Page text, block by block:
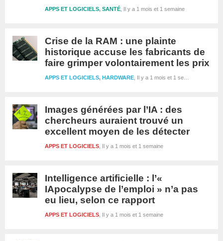
Il y a 1 mois et 1 semaine
APPS ET LOGICIELS, SANTÉ
Crise de la RAM : une plainte
historique accuse les fabricants de
faire grimper volontairement les prix
Il y a 1 mois et 1 semaine
APPS ET LOGICIELS, HARDWARE
Images générées par l’IA : des
chercheurs auraient trouvé un
excellent moyen de les détecter
Il y a 1 mois et 1 semaine
APPS ET LOGICIELS
Intelligence artificielle : l’«
IApocalypse de l’emploi » n’a pas
eu lieu, selon ce rapport
Il y a 1 mois et 1 semaine
APPS ET LOGICIELS